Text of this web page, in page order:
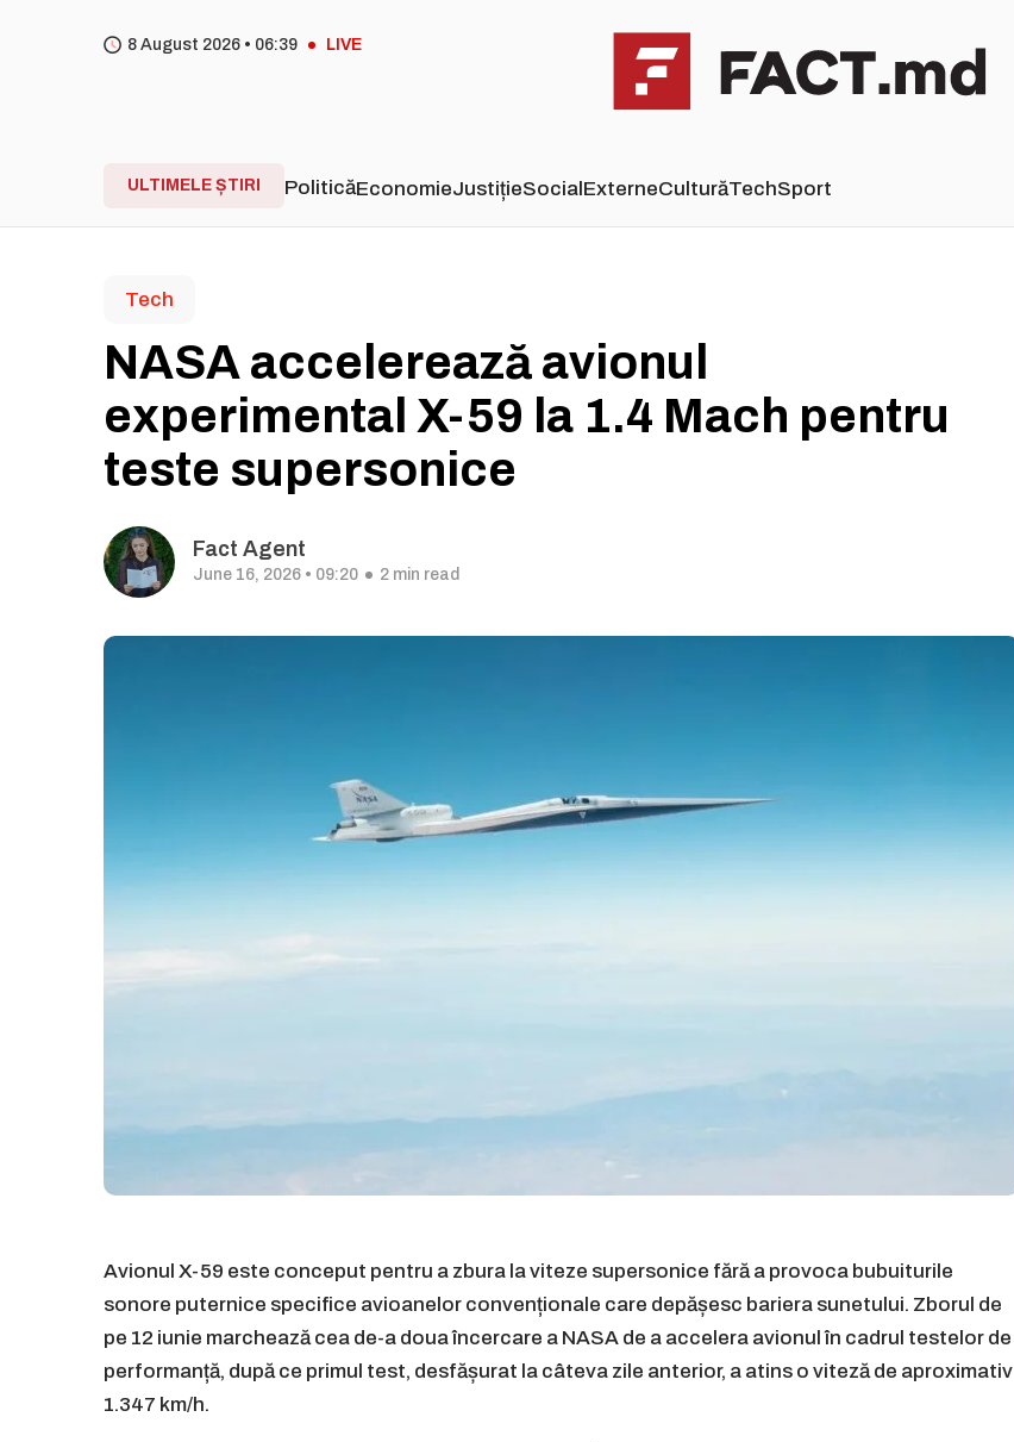
8 August 2026 • 06 39 LIVE
ULTIMELE ȘTIRI PoliticăEconomieJustițieSocialExterneCulturăTechSport
Tech
NASA accelerează avionul
experimental X-59 la 1.4 Mach pentru
teste supersonice
Fact Agent
June 16, 2026 • 09:20 2 min read
Avionul X-59 este conceput pentru a zbura la viteze supersonice fără a provoca bubuiturile
sonore puternice specifice avioanelor convenționale care depășesc bariera sunetului. Zborul de
pe 12 iunie marchează cea de-a doua încercare a NASA de a accelera avionul în cadrul testelor de
performanță, după ce primul test, desfășurat la câteva zile anterior, a atins o viteză de aproximativ
1.347 km/h.